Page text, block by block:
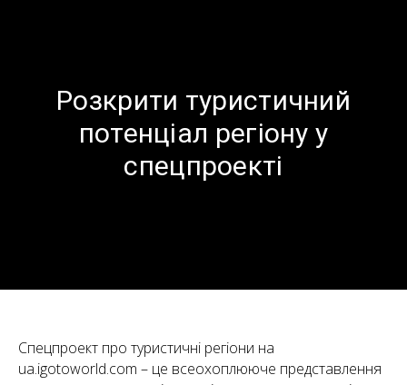
Розкрити туристичний
потенціал регіону у
спецпроекті
Спецпроект про туристичні регіони на
ua.igotoworld.com – це всеохоплююче представлення